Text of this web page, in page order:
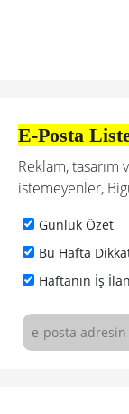
E-Posta
Reklam,
istemeyenler,
Günlük Özet
Bu Hafta
Haftanın İş